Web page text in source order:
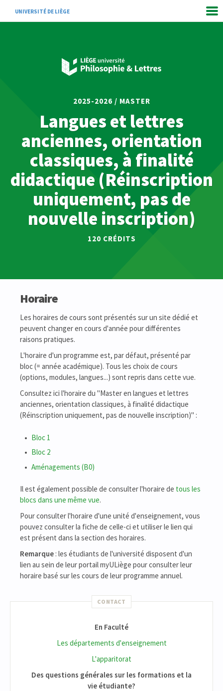
UNIVERSITÉ DE LIÈGE
2025-2026 / MASTER
Langues et lettres
anciennes, orientation
classiques, à finalité
didactique (Réinscription
uniquement, pas de
nouvelle inscription)
120 CRÉDITS
Horaire
Les horaires de cours sont présentés sur un site dédié et
peuvent changer en cours d'année pour différentes
raisons pratiques.
L'horaire d'un programme est, par défaut, présenté par
bloc (= année académique). Tous les choix de cours
(options, modules, langues...) sont repris dans cette vue.
Consultez ici l'horaire du "Master en langues et lettres
anciennes, orientation classiques, à finalité didactique
(Réinscription uniquement, pas de nouvelle inscription)" :
Bloc 1
Bloc 2
Aménagements (B0)
Il est également possible de consulter l'horaire de tous les
blocs dans une même vue.
Pour consulter l'horaire d'une unité d'enseignement, vous
pouvez consulter la fiche de celle-ci et utiliser le lien qui
est présent dans la section des horaires.
Remarque : les étudiants de l'université disposent d'un
lien au sein de leur portail myULiège pour consulter leur
horaire basé sur les cours de leur programme annuel.
CONTACT
En Faculté
Les départements d'enseignement
L'apparitorat
Des questions générales sur les formations et la
vie étudiante?